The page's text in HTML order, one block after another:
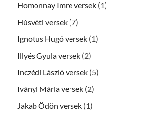
Homonnay Imre versek (1)
Húsvéti versek (7)
Ignotus Hugó versek (1)
Illyés Gyula versek (2)
Inczédi László versek (5)
Iványi Mária versek (2)
Jakab Ödön versek (1)